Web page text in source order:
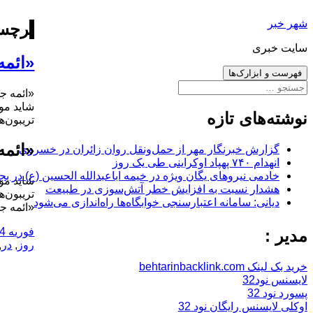
به
شهر خبر
سایت خبری
فهرست و ابزارک‌ها
جستجو
نوشته‌های تازه
گزارش خبرنگار مهر از حمل‌ونقل روان زائران در خسروی
انهدام ۷۴۰ پهپاد اوکراینی طی یک روز
خادمی نیروهای یگان ویژه در خیمه اباعبدالله الحسین (ع) در
هشدار نسبت به افزایش خطر آتش‌سوزی در طبیعت
دیانی: سامانه اعتبارسنجی خوابگاه‌ها راه‌اندازی می‌شود
مدیر :
خرید بک لینک behtarinbacklink.com
لایسنس نود32
پسورد نود 32
اوکلی لایسنس رایگان نود 32
«ائمه
شاید
شاید
«ائمه
ارسال
شده
فوریه 24, 2018
روز , در